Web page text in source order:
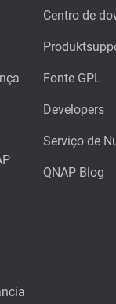
Centro de
Fonte GPL
Developers
Serviço de
QNAP Blog